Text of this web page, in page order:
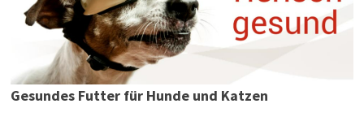
Gesundes Futter für Hunde und Katzen